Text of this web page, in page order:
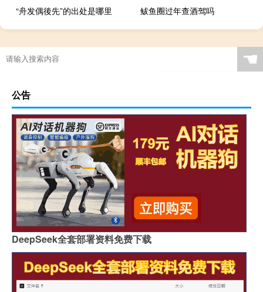
“舟发偶後先”的出处是哪里
鲅鱼圈过年查酒驾吗
☚
公告
DeepSeek全套部署资料免费下载